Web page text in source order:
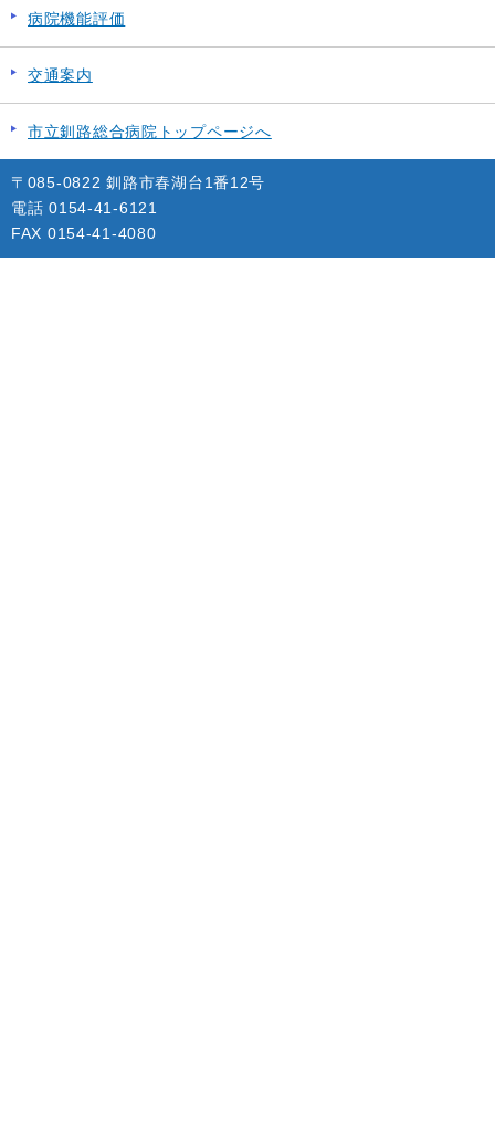
病院機能評価
交通案内
市立釧路総合病院トップページへ
〒085-0822 釧路市春湖台1番12号
電話 0154-41-6121
FAX 0154-41-4080